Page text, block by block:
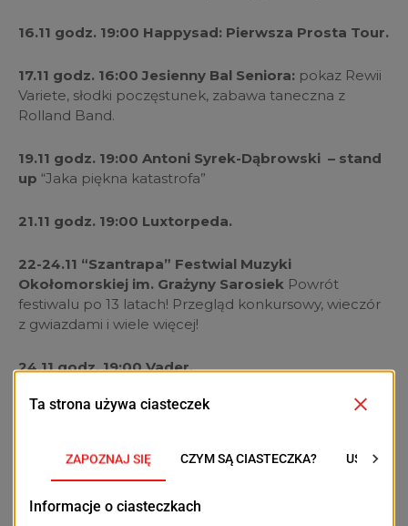
16.11 godz. 19:00 Happysad: Pierwsza Prosta Tour.
17.11 godz. 16:00 Jesienny Bal Seniora: pokaz Rewii
Variete, słodki poczęstunek, zabawa taneczna z
Rolland Band.
19.11 godz. 19:00 Antoni Syrek-Dąbrowski – stand
up “Jaka piękna katastrofa”
21.11 godz. 19:00 Luxtorpeda.
22-24.11 “Szantrapa” Festwial Muzyki
Okołomorskiej im. Grażyny Sarosiek Powrót
festiwalu po 13 latach! Przegląd konkursowy, wieczór
z gwiazdami i wiele więcej!
24.11 godz. 19:00 Vader.
29.11 godz. 19:00 KSU + The Bill
“Idź pod prąd” Tour
05.11.Kabaret „Kolorowe Ptaki”